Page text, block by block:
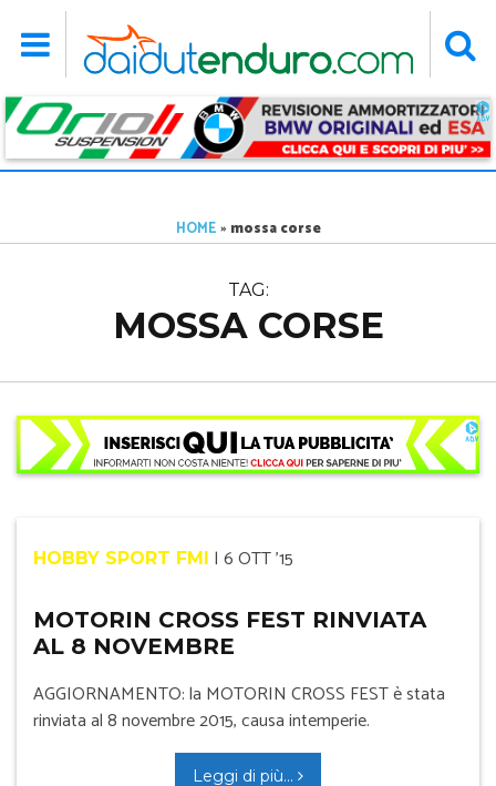
HOME» mossa corse
TAG:
MOSSA CORSE
HOBBY SPORT FMI | 6 OTT '15
MOTORIN CROSS FEST RINVIATA
AL 8 NOVEMBRE
AGGIORNAMENTO: la MOTORIN CROSS FEST è stata
rinviata al 8 novembre 2015, causa intemperie.
Leggi di più...